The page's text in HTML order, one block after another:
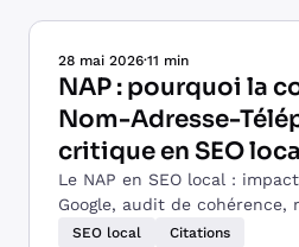
28 mai 2026·11 min
NAP : pourquoi la
Nom-Adresse-
critique en SEO
Le NAP en SEO local :
Google, audit de cohérence,
correction et erreurs à éviter
SEO local Citations